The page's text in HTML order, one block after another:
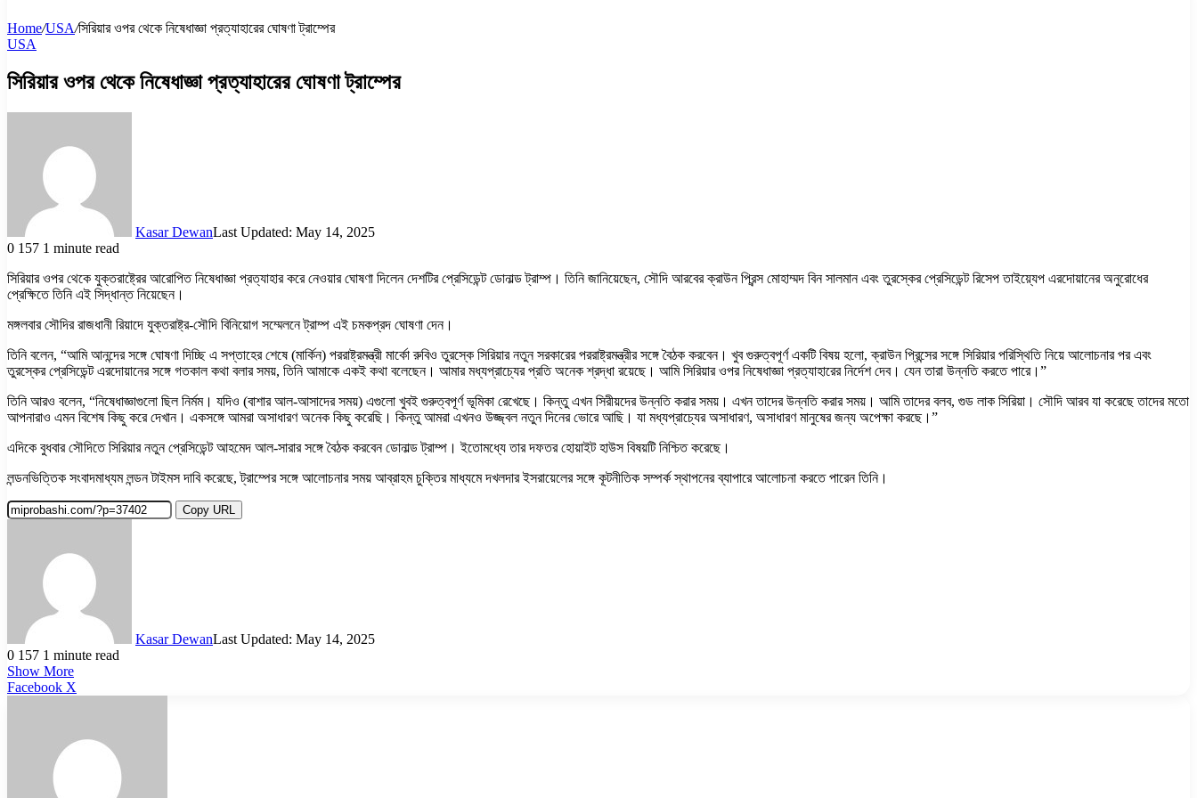
Home/USA/সিরিয়ার ওপর থেকে নিষেধাজ্ঞা প্রত্যাহারের ঘোষণা ট্রাম্পের
USA
সিরিয়ার ওপর থেকে নিষেধাজ্ঞা প্রত্যাহারের ঘোষণা ট্রাম্পের
Kasar DewanLast Updated: May 14, 2025
0 157 1 minute read
সিরিয়ার ওপর থেকে যুক্তরাষ্ট্রের আরোপিত নিষেধাজ্ঞা প্রত্যাহার করে নেওয়ার ঘোষণা দিলেন দেশটির প্রেসিডেন্ট ডোনাল্ড ট্রাম্প। তিনি জানিয়েছেন, সৌদি আরবের ক্রাউন প্রিন্স মোহাম্মদ বিন সালমান এবং তুরস্কের প্রেসিডেন্ট রিসেপ তাইয়্যেপ এরদোয়ানের অনুরোধের
প্রেক্ষিতে তিনি এই সিদ্ধান্ত নিয়েছেন।
মঙ্গলবার সৌদির রাজধানী রিয়াদে যুক্তরাষ্ট্র-সৌদি বিনিয়োগ সম্মেলনে ট্রাম্প এই চমকপ্রদ ঘোষণা দেন।
তিনি বলেন, “আমি আনন্দের সঙ্গে ঘোষণা দিচ্ছি এ সপ্তাহের শেষে (মার্কিন) পররাষ্ট্রমন্ত্রী মার্কো রুবিও তুরস্কে সিরিয়ার নতুন সরকারের পররাষ্ট্রমন্ত্রীর সঙ্গে বৈঠক করবেন। খুব গুরুত্বপূর্ণ একটি বিষয় হলো, ক্রাউন প্রিন্সের সঙ্গে সিরিয়ার পরিস্থিতি নিয়ে আলোচনার পর এবং
তুরস্কের প্রেসিডেন্ট এরদোয়ানের সঙ্গে গতকাল কথা বলার সময়, তিনি আমাকে একই কথা বলেছেন। আমার মধ্যপ্রাচ্যের প্রতি অনেক শ্রদ্ধা রয়েছে। আমি সিরিয়ার ওপর নিষেধাজ্ঞা প্রত্যাহারের নির্দেশ দেব। যেন তারা উন্নতি করতে পারে।”
তিনি আরও বলেন, “নিষেধাজ্ঞাগুলো ছিল নির্মম। যদিও (বাশার আল-আসাদের সময়) এগুলো খুবই গুরুত্বপূর্ণ ভূমিকা রেখেছে। কিন্তু এখন সিরীয়দের উন্নতি করার সময়। এখন তাদের উন্নতি করার সময়। আমি তাদের বলব, গুড লাক সিরিয়া। সৌদি আরব যা করেছে তাদের মতো
আপনারাও এমন বিশেষ কিছু করে দেখান। একসঙ্গে আমরা অসাধারণ অনেক কিছু করেছি। কিন্তু আমরা এখনও উজ্জ্বল নতুন দিনের ভোরে আছি। যা মধ্যপ্রাচ্যের অসাধারণ, অসাধারণ মানুষের জন্য অপেক্ষা করছে।”
এদিকে বুধবার সৌদিতে সিরিয়ার নতুন প্রেসিডেন্ট আহমেদ আল-সারার সঙ্গে বৈঠক করবেন ডোনাল্ড ট্রাম্প। ইতোমধ্যে তার দফতর হোয়াইট হাউস বিষয়টি নিশ্চিত করেছে।
লন্ডনভিত্তিক সংবাদমাধ্যম লন্ডন টাইমস দাবি করেছে, ট্রাম্পের সঙ্গে আলোচনার সময় আব্রাহম চুক্তির মাধ্যমে দখলদার ইসরায়েলের সঙ্গে কূটনীতিক সম্পর্ক স্থাপনের ব্যাপারে আলোচনা করতে পারেন তিনি।
Copy URL
Kasar DewanLast Updated: May 14, 2025
0 157 1 minute read
Show More
Facebook X